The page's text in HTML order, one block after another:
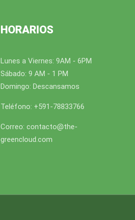
HORARIOS
Lunes a Viernes: 9AM - 6PM
Sábado: 9 AM - 1 PM
Domingo: Descansamos
Teléfono: +591-78833766
Correo: contacto@the-
greencloud.com